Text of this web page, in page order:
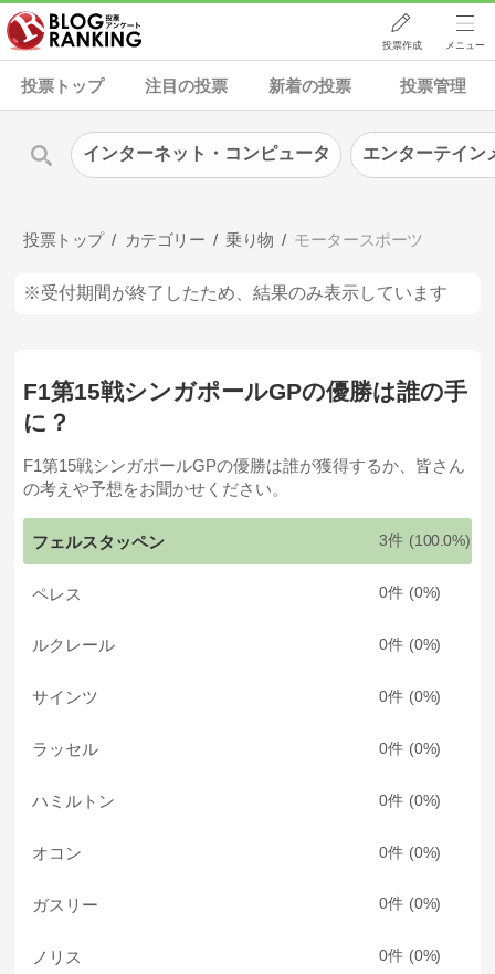
投票作成 メニュー
投票トップ 注目の投票 新着の投票 投票管理
投票トップ カテゴリー 乗り物 モータースポーツ
※受付期間が終了したため、結果のみ表示しています
F1第15戦シンガポールGPの優勝は誰の手
に？
F1第15戦シンガポールGPの優勝は誰が獲得するか、皆さん
の考えや予想をお聞かせください。
フェルスタッペン 3 100.0
ペレス 0 0
ルクレール 0 0
サインツ 0 0
ラッセル 0 0
ハミルトン 0 0
オコン 0 0
ガスリー 0 0
ノリス 0 0
インターネット・コンピュータ エンターテイン